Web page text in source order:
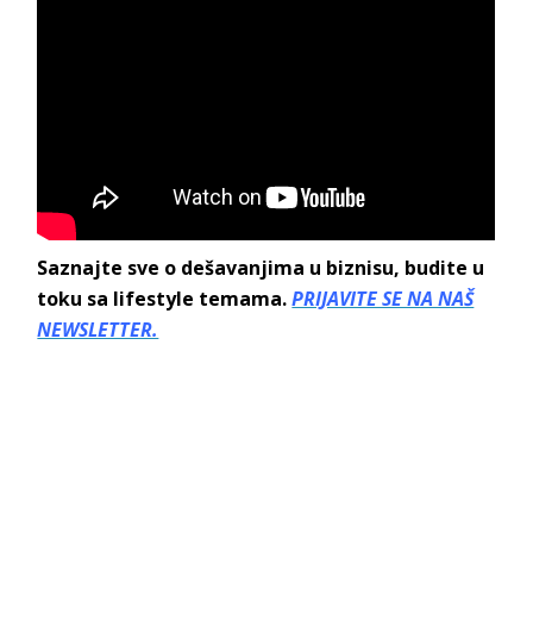
Saznajte sve o dešavanjima u biznisu, budite u
toku sa lifestyle temama.PRIJAVITE SE NA NAŠ
NEWSLETTER.